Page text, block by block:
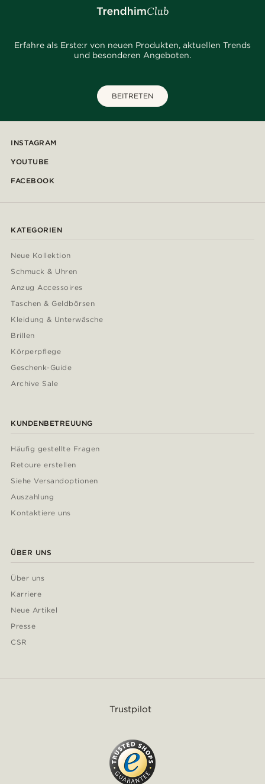
Erfahre als Erste:r von neuen Produkten, aktuellen Trends
und besonderen Angeboten.
BEITRETEN
INSTAGRAM
YOUTUBE
FACEBOOK
KATEGORIEN
Neue Kollektion
Schmuck & Uhren
Anzug Accessoires
Taschen & Geldbörsen
Kleidung & Unterwäsche
Brillen
Körperpflege
Geschenk-Guide
Archive Sale
KUNDENBETREUUNG
Häufig gestellte Fragen
Retoure erstellen
Siehe Versandoptionen
Auszahlung
Kontaktiere uns
ÜBER UNS
Über uns
Karriere
Neue Artikel
Presse
CSR
Trustpilot